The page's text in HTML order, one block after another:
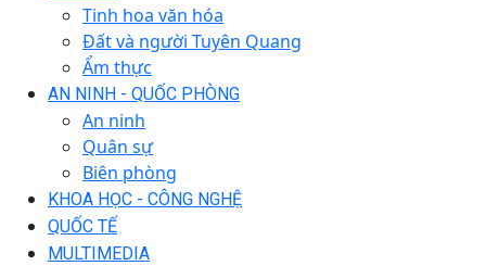
Tinh hoa văn hóa
Đất và người Tuyên Quang
Ẩm thực
AN NINH - QUỐC PHÒNG
An ninh
Quân sự
Biên phòng
KHOA HỌC - CÔNG NGHỆ
QUỐC TẾ
MULTIMEDIA